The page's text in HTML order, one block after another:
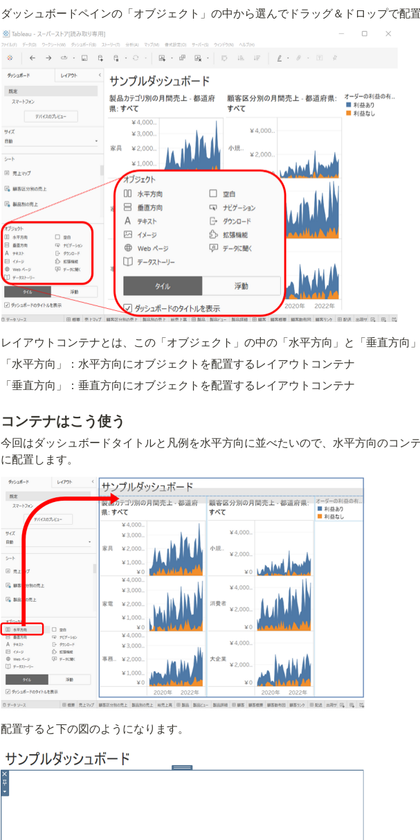
ダッシュボードペインの「オブジェクト」の中から選んでドラッグ＆ドロップで配
レイアウトコンテナとは、この「オブジェクト」の中の「水平方向」と「垂直方向
「水平方向」：水平方向にオブジェクトを配置するレイアウトコンテナ
「垂直方向」：垂直方向にオブジェクトを配置するレイアウトコンテナ
コンテナはこう使う
今回はダッシュボードタイトルと凡例を水平方向に並べたいので、水平方向のコン
に配置します。
配置すると下の図のようになります。